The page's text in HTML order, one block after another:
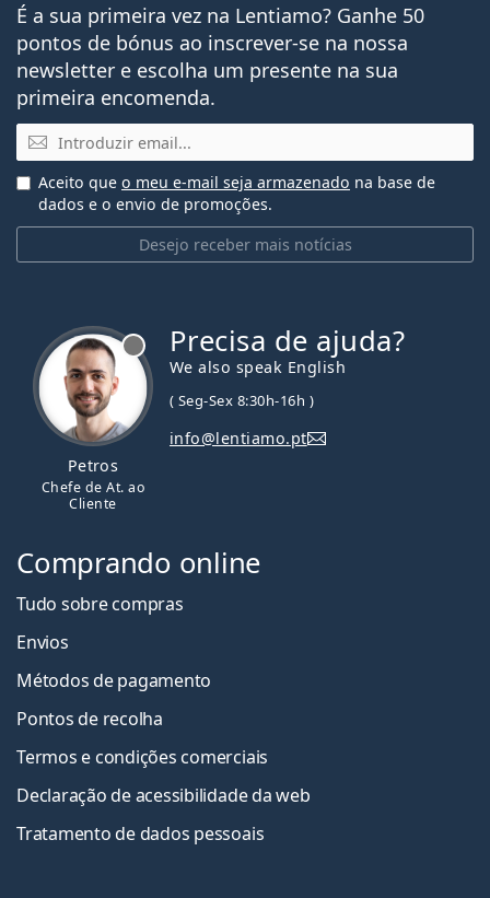
É a sua primeira vez na Lentiamo? Ganhe 50
pontos de bónus ao inscrever-se na nossa
newsletter e escolha um presente na sua
primeira encomenda.
Email
Desejo receber mais notícias
Aceito que o meu e-mail seja armazenado na base de
dados e o envio de promoções.
Petros
Chefe de At. ao
Cliente
Precisa de ajuda?
We also speak English
( Seg-Sex 8:30h-16h )
info@lentiamo.pt
Comprando online
Tudo sobre compras
Envios
Métodos de pagamento
Pontos de recolha
Termos e condições comerciais
Declaração de acessibilidade da web
Tratamento de dados pessoais